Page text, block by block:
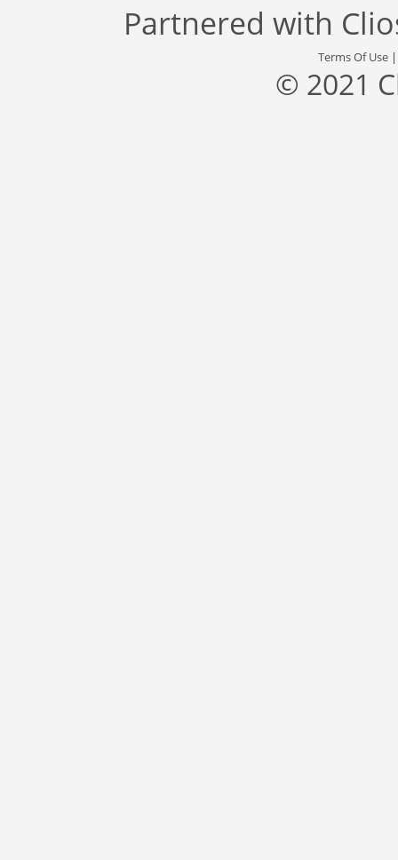
Partnered with
Terms Of Use
© 2021